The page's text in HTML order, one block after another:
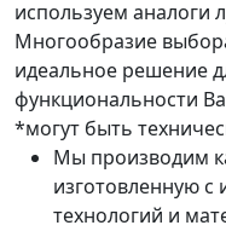
используем аналоги
Многообразие
идеальное решение
функциональности
*могут быть
Мы производим
изготовленную
технологий и